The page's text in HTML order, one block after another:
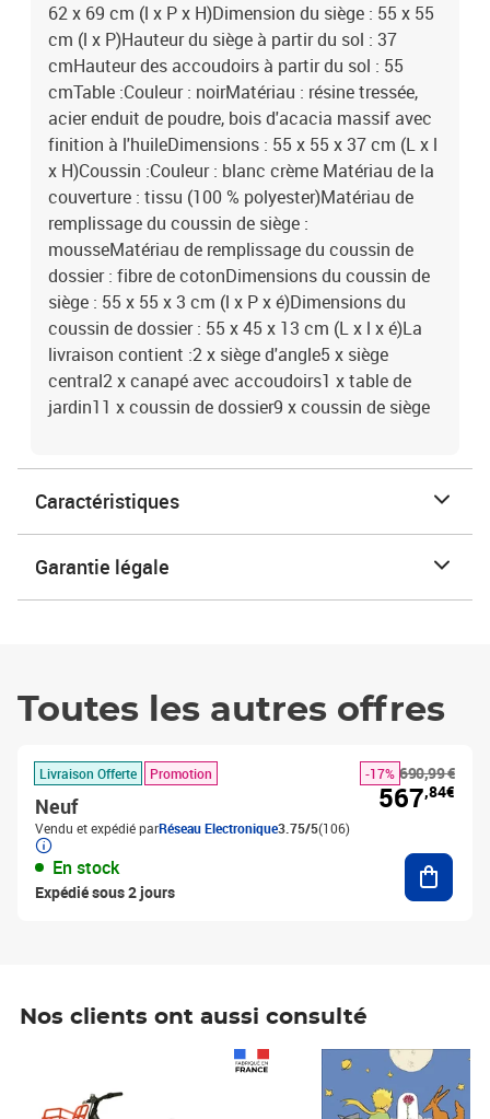
62 x 69 cm (l x P x H)Dimension du siège : 55 x 55
cm (l x P)Hauteur du siège à partir du sol : 37
cmHauteur des accoudoirs à partir du sol : 55
cmTable :Couleur : noirMatériau : résine tressée,
acier enduit de poudre, bois d'acacia massif avec
finition à l'huileDimensions : 55 x 55 x 37 cm (L x l
x H)Coussin :Couleur : blanc crème Matériau de la
couverture : tissu (100 % polyester)Matériau de
remplissage du coussin de siège :
mousseMatériau de remplissage du coussin de
dossier : fibre de cotonDimensions du coussin de
siège : 55 x 55 x 3 cm (l x P x é)Dimensions du
coussin de dossier : 55 x 45 x 13 cm (L x l x é)La
livraison contient :2 x siège d'angle5 x siège
central2 x canapé avec accoudoirs1 x table de
jardin11 x coussin de dossier9 x coussin de siège
Caractéristiques
Garantie légale
Toutes les autres offres
Livraison Offerte Promotion
Neuf
Vendu et expédié parRéseau Electronique3.75/5(106)
En stock
Expédié sous 2 jours
690,99 €
-17%
567,84€
Nos clients ont aussi consulté
Prix 7,50€